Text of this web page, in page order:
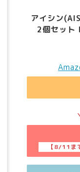
アイシン
2個セッ